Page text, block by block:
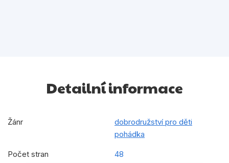
Detailní informace
Žánr
dobrodružství pro děti
pohádka
Počet stran 48